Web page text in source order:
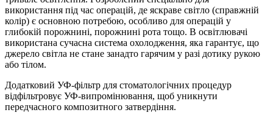
використання під час операцій, де яскраве світло (справжній
колір) є основною потребою, особливо для операцій у
глибокій порожнині, порожнині рота тощо. В освітлювачі
використана сучасна система охолодження, яка гарантує, що
джерело світла не стане занадто гарячим у разі дотику рукою
або тілом.
Додатковий УФ-фільтр для стоматологічних процедур
відфільтровує УФ-випромінювання, щоб уникнути
передчасного композитного затвердіння.